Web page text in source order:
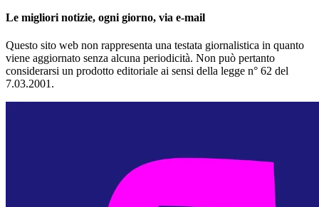
Le migliori notizie, ogni giorno, via e-mail
Questo sito web non rappresenta una testata giornalistica in quanto
viene aggiornato senza alcuna periodicità. Non può pertanto
considerarsi un prodotto editoriale ai sensi della legge n° 62 del
7.03.2001.